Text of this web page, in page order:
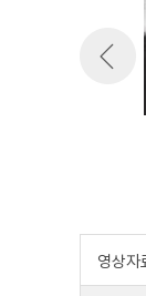
영상